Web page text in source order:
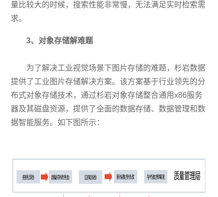
量比较大的时候，搜索性能非常慢，无法满足实时检索需
求。
3、 对象存储解难题
为了解决工业视觉场景下图片存储的难题，杉岩数据
提供了工业图片存储解决方案。该方案基于行业领先的分
布式对象存储技术，通过杉岩对象存储整合通用x86服务
器及其磁盘资源，提供了全面的数据存储、数据管理和数
据智能服务。如下图所示：